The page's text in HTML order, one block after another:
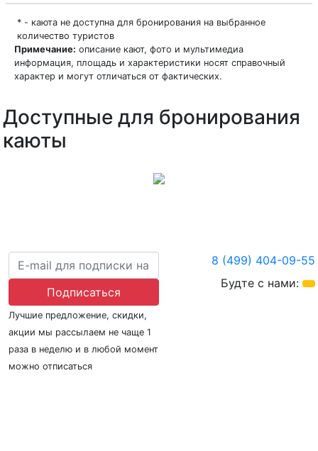
* - каюта не доступна для бронирования на выбранное
количество туристов
Примечание: описание кают, фото и мультимедиа
информация, площадь и характеристики носят справочный
характер и могут отличаться от фактических.
Доступные для бронирования
каюты
Подписаться
Лучшие предложение, скидки,
акции мы рассылаем не чаще 1
раза в неделю и в любой момент
можно отписаться
8 (499) 404-09-55
Будте с нами: